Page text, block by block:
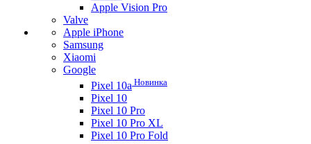
Apple Vision Pro
Valve
Apple iPhone
Samsung
Xiaomi
Google
Pixel 10a Новинка
Pixel 10
Pixel 10 Pro
Pixel 10 Pro XL
Pixel 10 Pro Fold